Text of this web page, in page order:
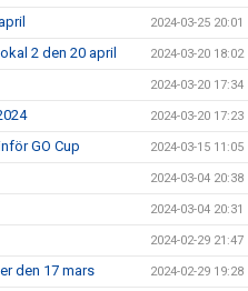
2024-03-25 20:01
2 den 20 april 2024-03-20 18:02
2024-03-20 17:34
2024-03-20 17:23
GO Cup 2024-03-15 11:05
2024-03-04 20:38
2024-03-04 20:31
2024-02-29 21:47
den 17 mars 2024-02-29 19:28